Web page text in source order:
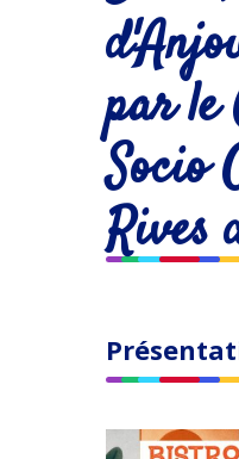
par le
Socio
Rives